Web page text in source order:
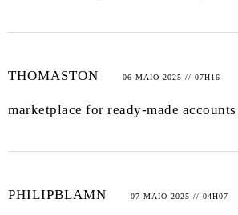
THOMASTON 06 MAIO 2025 // 07H16
marketplace for ready-made accounts
PHILIPBLAMN 07 MAIO 2025 // 04H07